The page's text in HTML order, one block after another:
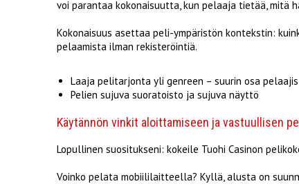
voi parantaa kokonaisuutta, kun pelaaja tietää, mitä
Kokonaisuus asettaa peli-ympäristön kontekstin:
pelaamista ilman rekisteröintiä.
Laaja pelitarjonta yli genreen – suurin osa
Pelien sujuva suoratoisto ja sujuva näyttö
Käytännön vinkit aloittamiseen ja vastuullisen
Lopullinen suositukseni: kokeile Tuohi Casinon
Voinko pelata mobiililaitteella? Kyllä, alusta on